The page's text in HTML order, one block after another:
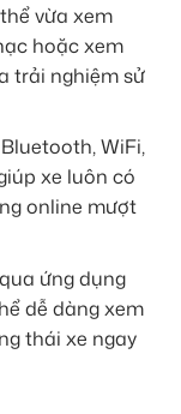
vừa xem
hoặc xem
trải nghiệm sử
WiFi,
xe luôn có
online mượt
ứng dụng
dễ dàng xem
thái xe ngay